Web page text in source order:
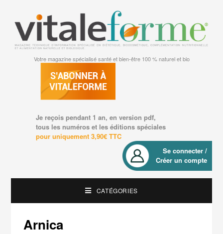
Votre magazine spécialisé santé et bien-être 100 % naturel et bio
Je reçois pendant 1 an, en version pdf,
tous les numéros et les éditions spéciales
pour uniquement 3,90€ TTC
Se connecter /
Créer un compte
CATÉGORIES
Arnica